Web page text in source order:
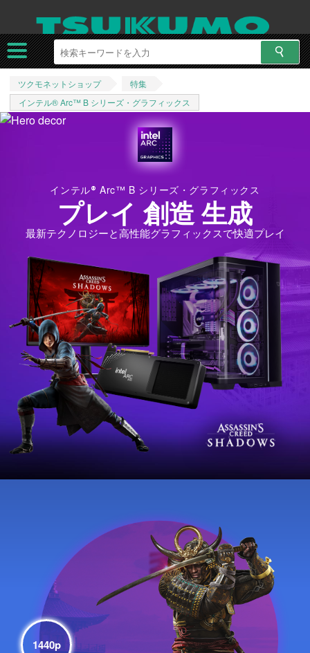
ツクモネットショップ
特集
インテル® Arc™ B シリーズ・グラフィックス
コ ン テ ン ツへスキップ
イ ン テ ル® Arc ™ B シ リ ー ズ ・グ ラ フ ィ ッ ク ス
プ レ イ 創造 生成
最新テ ク ノ ロ ジ ーと高 性 能 グ ラ フ ィ ッ ク ス で 快 適 プ レ イ
1440p